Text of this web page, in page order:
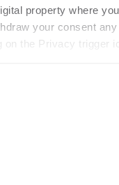
property where
your consent
on the Privacy trigger
also share
that you’ve